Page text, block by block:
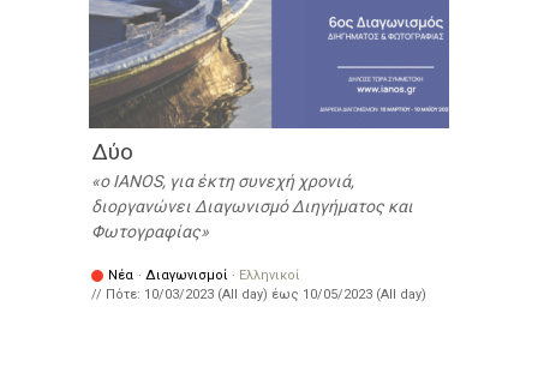
Δύο
ο IANOS, για έκτη συνεχή χρονιά,
διοργανώνει Διαγωνισμό Διηγήματος και
Φωτογραφίας
Νέα · Διαγωνισμοί · Ελληνικοί
// Πότε: 10/03/2023 (All day) έως 10/05/2023 (All day)